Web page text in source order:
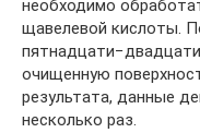
необходимо
щавелевой кислоты.
очищенную
результата, данные
несколько раз.